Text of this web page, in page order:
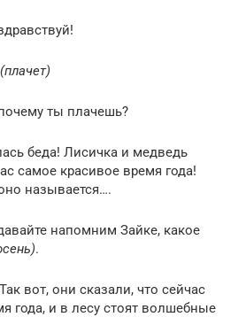
(плачет)
ты плачешь?
беда! Лисичка и медведь
самое красивое время года!
называется….
напомним Зайке, какое
.
вот, они сказали, что сейчас
года, и в лесу стоят волшебные